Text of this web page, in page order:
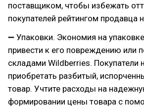
поставщиком, чтобы избежать
покупателей рейтингом продавца
➖ Упаковки. Экономия на
привести к его повреждению или
складами Wildberries. Покупатели
приобретать разбитый,
товар. Учтите расходы на
формировании цены товара с